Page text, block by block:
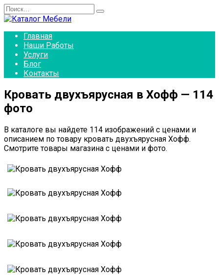
Перейти
к
Search
for:
Главная
Наши Работы
Услуги
Блог
Контакты
Кровать двухъярусная в Хофф — 114
фото
В каталоге вы найдете 114 изображений с ценами и
описанием по товару кровать двухъярусная Хофф.
Смотрите товары магазина с ценами и фото.